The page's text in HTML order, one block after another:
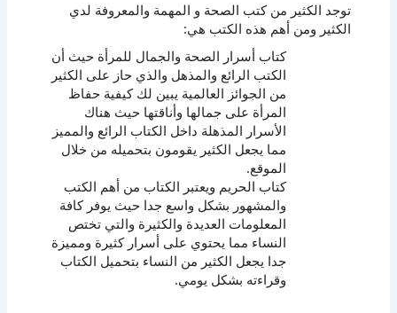
توجد الكثير من كتب الصحة و المهمة والمعروفة لدي
الكثير ومن أهم هذه الكتب هي:
كتاب أسرار الصحة والجمال للمرأة حيث أن
الكتب الرائع والمذهل والذي حاز على الكثير
من الجوائز العالمية يبين لك كيفية حفاظ
المرأة على جمالها وأناقتها حيث هناك
الأسرار المذهلة داخل الكتاب الرائع والمميز
مما يجعل الكثير يقومون بتحميله من خلال
الموقع.
كتاب الحريم ويعتبر الكتاب من أهم الكتب
والمشهور بشكل واسع جدا حيث يوفر كافة
المعلومات العديدة والكثيرة والتي تختص
النساء مما يحتوي على أسرار كثيرة ومميزة
جدا يجعل الكثير من النساء بتحميل الكتاب
وقراءته بشكل يومي.